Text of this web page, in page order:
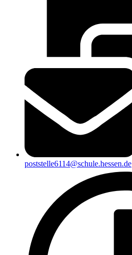
poststelle6114@schule.hessen.de